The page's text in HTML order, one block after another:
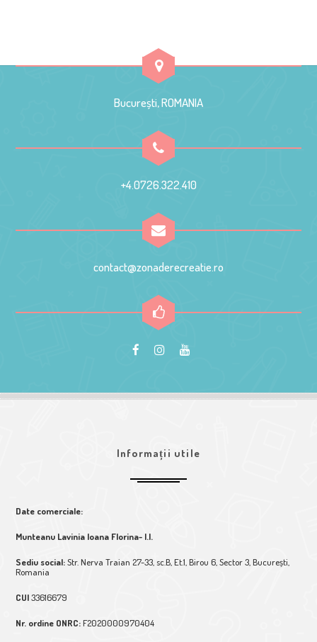
București, ROMANIA
+4.0726.322.410
contact@zonaderecreatie.ro
Informații utile
Date comerciale:
Munteanu Lavinia Ioana Florina- I.I.
Sediu social:Str. Nerva Traian 27-33, sc.B, Et.1, Birou 6, Sector 3, București,
Romania
CUI33616679
Nr. ordine ONRC:F2020000970404